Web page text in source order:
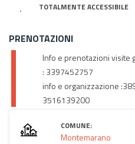
TOTALMENTE ACCESSIBILE
PRENOTAZIONI
Info e prenotazioni visite
: 3397452757
info e organizzazione
3516139200
COMUNE:
Montemarano